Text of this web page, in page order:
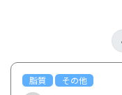
脂質
その他